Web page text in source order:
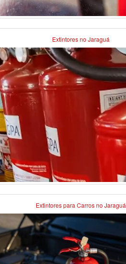
Extintores no Jaraguá
Extintores para Carros no Jaraguá